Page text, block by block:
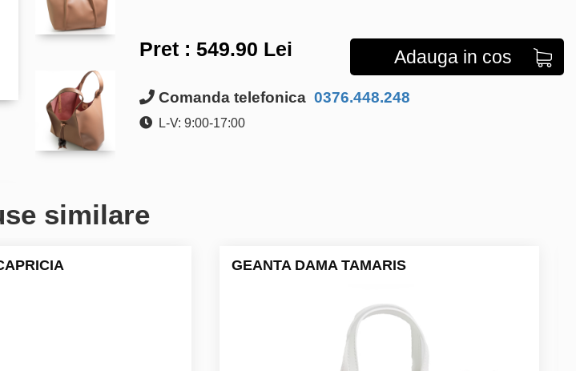
Pret : 549.90 Lei Adauga in cos
Comanda telefonica 0376.448.248
L-V: 9:00-17:00
similare
GEANTA DAMA TAMARIS